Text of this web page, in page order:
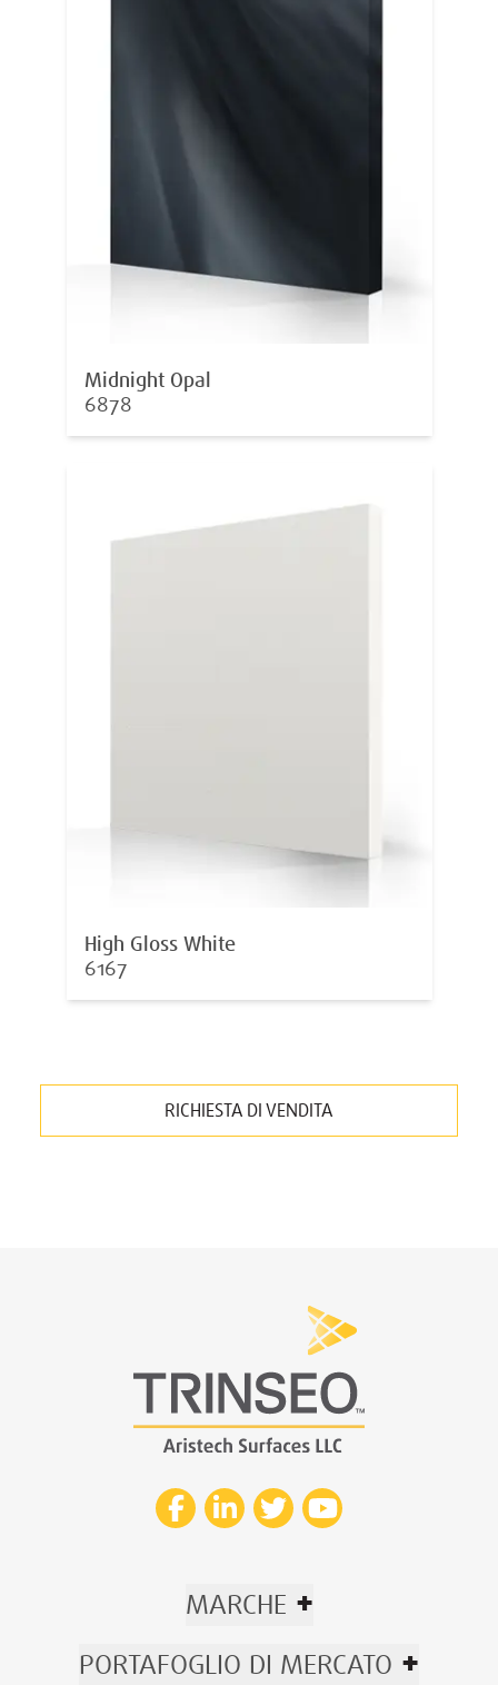
Midnight Opal
6878
High Gloss White
6167
RICHIESTA DI VENDITA
MARCHE +
PORTAFOGLIO DI MERCATO +